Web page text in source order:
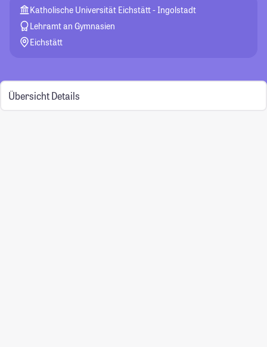
Katholische Universität Eichstätt - Ingolstadt
Lehramt an Gymnasien
Eichstätt
Übersicht Details